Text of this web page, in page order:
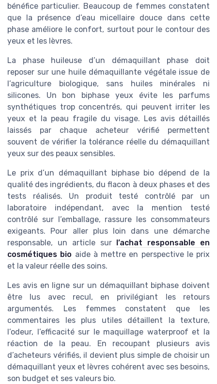
bénéfice particulier. Beaucoup de femmes constatent
que la présence d’eau micellaire douce dans cette
phase améliore le confort, surtout pour le contour des
yeux et les lèvres.
La phase huileuse d’un démaquillant phase doit
reposer sur une huile démaquillante végétale issue de
l’agriculture biologique, sans huiles minérales ni
silicones. Un bon biphase yeux évite les parfums
synthétiques trop concentrés, qui peuvent irriter les
yeux et la peau fragile du visage. Les avis détaillés
laissés par chaque acheteur vérifié permettent
souvent de vérifier la tolérance réelle du démaquillant
yeux sur des peaux sensibles.
Le prix d’un démaquillant biphase bio dépend de la
qualité des ingrédients, du flacon à deux phases et des
tests réalisés. Un produit testé contrôlé par un
laboratoire indépendant, avec la mention testé
contrôlé sur l’emballage, rassure les consommateurs
exigeants. Pour aller plus loin dans une démarche
responsable, un article sur
l’achat responsable en
cosmétiques bio aide à mettre en perspective le prix
et la valeur réelle des soins.
Les avis en ligne sur un démaquillant biphase doivent
être lus avec recul, en privilégiant les retours
argumentés. Les femmes constatent que les
commentaires les plus utiles détaillent la texture,
l’odeur, l’efficacité sur le maquillage waterproof et la
réaction de la peau. En recoupant plusieurs avis
d’acheteurs vérifiés, il devient plus simple de choisir un
démaquillant yeux et lèvres cohérent avec ses besoins,
son budget et ses valeurs bio.